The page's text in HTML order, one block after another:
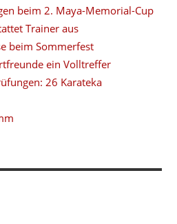
beim 2. Maya-Memorial-Cup
Trainer aus
beim Sommerfest
ein Volltreffer
26 Karateka